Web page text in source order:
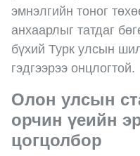
эмнэлгийн тоног
анхаарлыг татдаг
бүхий Турк улсын
гэдгээрээ онцлогтой.
Олон улсын
орчин үеийн
цогцолбор